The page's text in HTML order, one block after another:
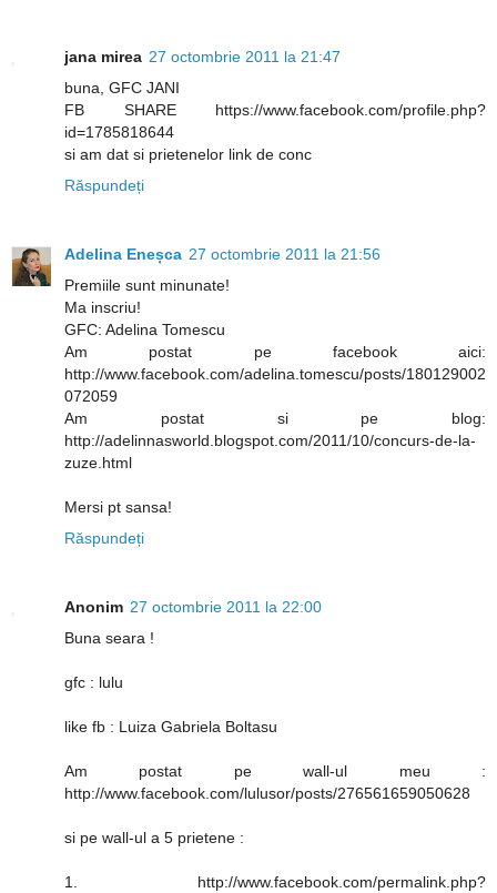
jana mirea 27 octombrie 2011 la 21:47
buna, GFC JANI
FB SHARE https://www.facebook.com/profile.php?
id=1785818644
si am dat si prietenelor link de conc
Răspundeți
Adelina Eneșca 27 octombrie 2011 la 21:56
Premiile sunt minunate!
Ma inscriu!
GFC: Adelina Tomescu
Am postat pe facebook aici:
http://www.facebook.com/adelina.tomescu/posts/180129002
072059
Am postat si pe blog:
http://adelinnasworld.blogspot.com/2011/10/concurs-de-la-
zuze.html
Mersi pt sansa!
Răspundeți
Anonim 27 octombrie 2011 la 22:00
Buna seara !
gfc : lulu
like fb : Luiza Gabriela Boltasu
Am postat pe wall-ul meu :
http://www.facebook.com/lulusor/posts/276561659050628
si pe wall-ul a 5 prietene :
1. http://www.facebook.com/permalink.php?